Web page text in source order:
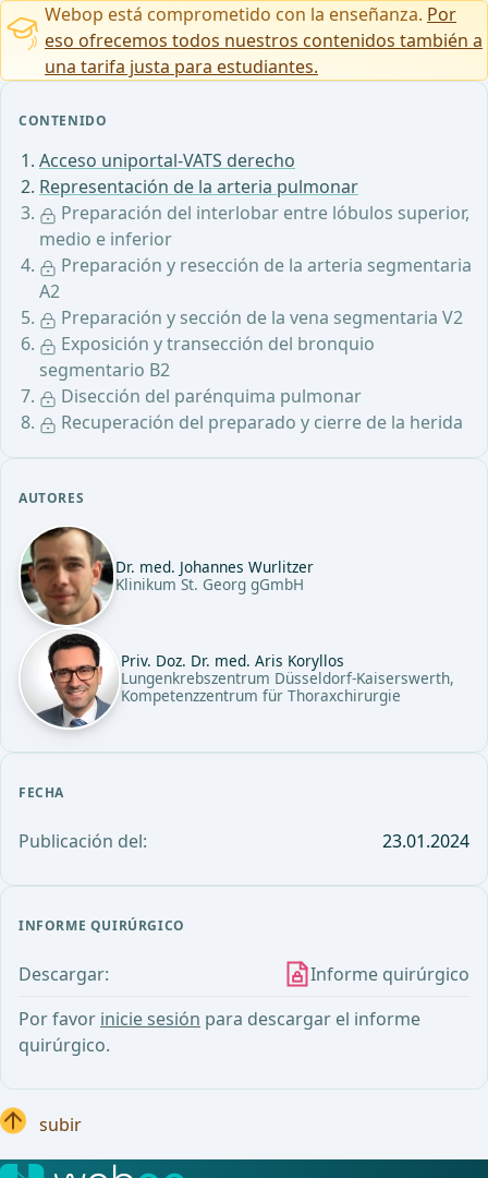
CONTENIDO
Acceso uniportal-VATS derecho
Representación de la arteria pulmonar
Preparación del interlobar entre lóbulos superior,
medio e inferior
Preparación y resección de la arteria segmentaria
A2
Preparación y sección de la vena segmentaria V2
Exposición y transección del bronquio
segmentario B2
Disección del parénquima pulmonar
Recuperación del preparado y cierre de la herida
AUTORES
Dr. med. Johannes Wurlitzer
Klinikum St. Georg gGmbH
Priv. Doz. Dr. med. Aris Koryllos
Lungenkrebszentrum Düsseldorf-Kaiserswerth,
Kompetenzzentrum für Thoraxchirurgie
FECHA
Publicación del: 23.01.2024
INFORME QUIRÚRGICO
Descargar:
Informe quirúrgico
Por favor inicie sesión para descargar el informe
quirúrgico.
Webop está comprometido con la enseñanza. Por
eso ofrecemos todos nuestros contenidos también a
una tarifa justa para estudiantes.
subir